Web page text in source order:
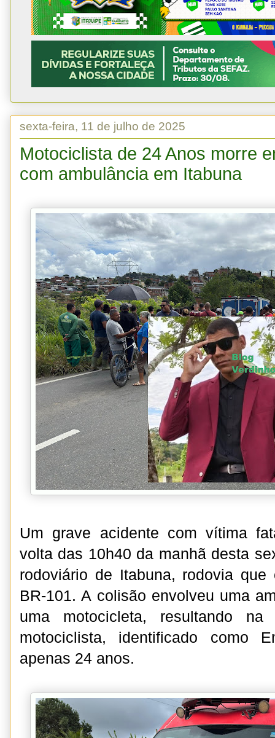
sexta-feira, 11 de julho de 2025
Motociclista de 24 Anos morre
com ambulância em Itabuna
Um grave acidente com vítima
volta das 10h40 da manhã desta
rodoviário de Itabuna, rodovia
BR-101. A colisão envolveu uma
uma motocicleta, resultando
motociclista, identificado como
apenas 24 anos.